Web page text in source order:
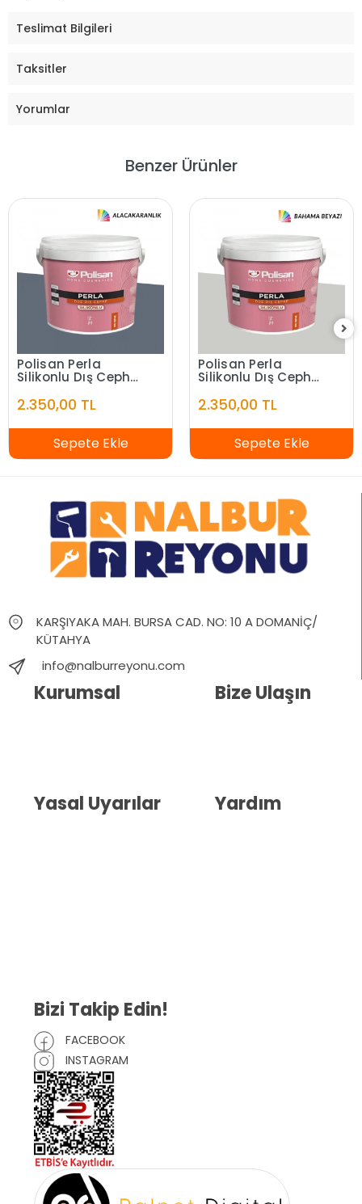
Teslimat Bilgileri
Taksitler
Yorumlar
Benzer Ürünler
Polisan Perla
Silikonlu Dış Cephe
2.350,00 TL
Sepete Ekle
Polisan Perla
Silikonlu Dış Cephe
2.350,00 TL
Sepete Ekle
KARŞIYAKA MAH. BURSA CAD. NO: 10 A DOMANİÇ/
KÜTAHYA
info@nalburreyonu.com
Kurumsal
Yasal Uyarılar
Bize Ulaşın
Yardım
Bizi Takip Edin!
FACEBOOK
INSTAGRAM